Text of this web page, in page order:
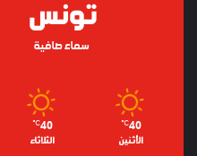
تونس
سماء صافية
40
℃
الأثنين
40
℃
الثلاثاء